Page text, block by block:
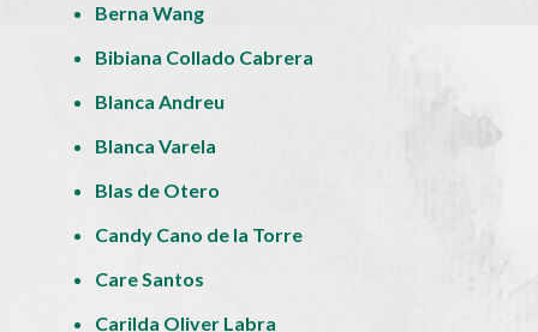
Berna Wang
Bibiana Collado Cabrera
Blanca Andreu
Blanca Varela
Blas de Otero
Candy Cano de la Torre
Care Santos
Carilda Oliver Labra